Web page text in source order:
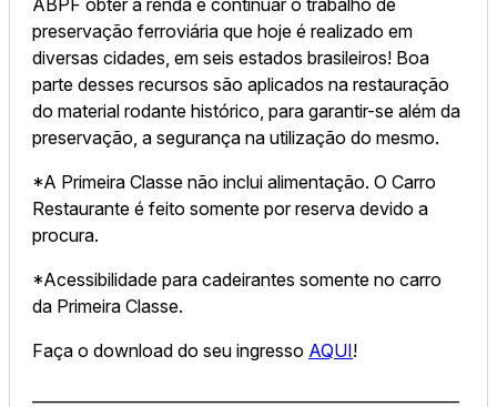
ABPF obter a renda e continuar o trabalho de
preservação ferroviária que hoje é realizado em
diversas cidades, em seis estados brasileiros! Boa
parte desses recursos são aplicados na restauração
do material rodante histórico, para garantir-se além da
preservação, a segurança na utilização do mesmo.
*A Primeira Classe não inclui alimentação. O Carro
Restaurante é feito somente por reserva devido a
procura.
*Acessibilidade para cadeirantes somente no carro
da Primeira Classe.
Faça o download do seu ingresso AQUI!